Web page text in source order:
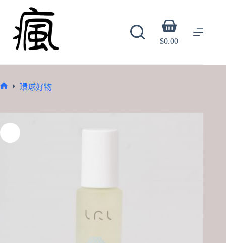
content
Shopping
cart
$0.00
環球好物